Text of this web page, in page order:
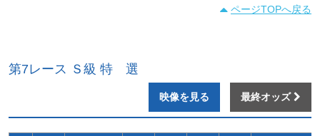
ページTOPへ戻る
第7レース Ｓ級 特 選
映像を見る 最終オッズ